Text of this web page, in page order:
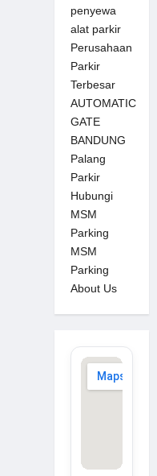
penyewa
alat parkir
Perusahaan
Parkir
Terbesar
AUTOMATIC
GATE
BANDUNG
Palang
Parkir
Hubungi
MSM
Parking
MSM
Parking
About Us